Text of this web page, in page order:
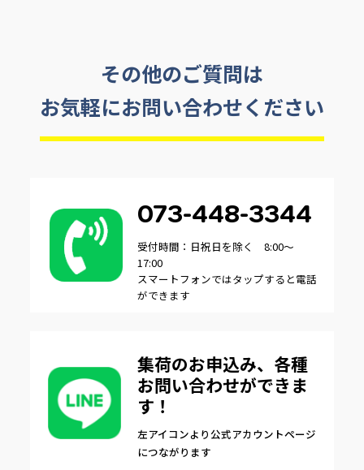
その他のご質問は
お気軽にお問い合わせください
073-448-3344
受付時間：日祝日を除く 8:00～
17:00
スマートフォンではタップすると電話
ができます
集荷のお申込み、各種
お問い合わせができま
す！
左アイコンより公式アカウントページ
につながります